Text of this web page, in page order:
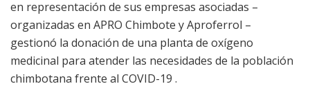
en representación de sus empresas asociadas –
organizadas en APRO Chimbote y Aproferrol –
gestionó la donación de una planta de oxígeno
medicinal para atender las necesidades de la población
chimbotana frente al COVID-19 .